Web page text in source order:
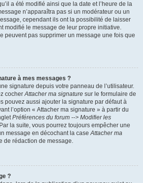
a été modifié ainsi que la date et l’heure de la
n’apparaîtra pas si un modérateur ou un
cependant ils ont la possibilité de laisser
modifié le message de leur propre initiative.
peuvent pas supprimer un message une fois que
à mes messages ?
signature depuis votre panneau de l’utilisateur.
cocherAttacher ma signature sur le formulaire de
pouvez aussi ajouter la signature par défaut à
l’option « Attacher ma signature » à partir du
Préférences du forum --> Modifier les
la suite, vous pourrez toujours empêcher une
message en décochant la caseAttacher ma
de rédaction de message.
?